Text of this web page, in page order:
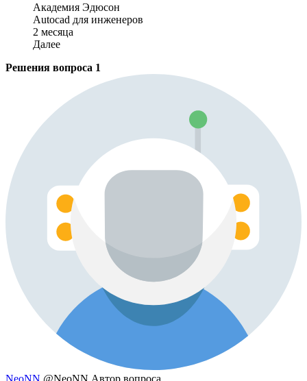
Академия Эдюсон
Autocad для инженеров
2 месяца
Далее
Решения вопроса 1
NeoNN @NeoNN Автор вопроса